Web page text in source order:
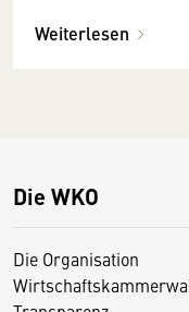
Weiterlesen
Die WKO
Die Organisation